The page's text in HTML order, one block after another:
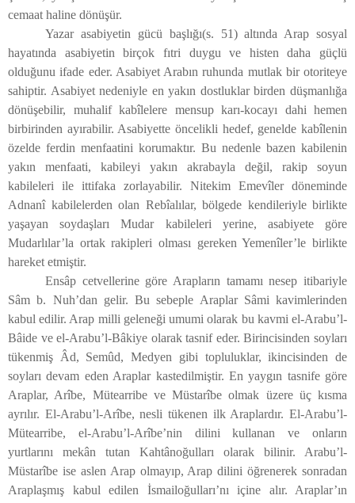
cemaat haline dönüşür.
Yazar asabiyetin gücü başlığı(s. 51) altında Arap sosyal
hayatında asabiyetin birçok fıtri duygu ve histen daha güçlü
olduğunu ifade eder. Asabiyet Arabın ruhunda mutlak bir otoriteye
sahiptir. Asabiyet nedeniyle en yakın dostluklar birden düşmanlığa
dönüşebilir, muhalif kabîlelere mensup karı-kocayı dahi hemen
birbirinden ayırabilir. Asabiyette öncelikli hedef, genelde kabîlenin
özelde ferdin menfaatini korumaktır. Bu nedenle bazen kabilenin
yakın menfaati, kabileyi yakın akrabayla değil, rakip soyun
kabileleri ile ittifaka zorlayabilir. Nitekim Emevîler döneminde
Adnanî kabilelerden olan Rebîalılar, bölgede kendileriyle birlikte
yaşayan soydaşları Mudar kabileleri yerine, asabiyete göre
Mudarlılar’la ortak rakipleri olması gereken Yemenîler’le birlikte
hareket etmiştir.
Ensâp cetvellerine göre Arapların tamamı nesep itibariyle
Sâm b. Nuh’dan gelir. Bu sebeple Araplar Sâmi kavimlerinden
kabul edilir. Arap milli geleneği umumi olarak bu kavmi el-Arabu’l-
Bâide ve el-Arabu’l-Bâkiye olarak tasnif eder. Birincisinden soyları
tükenmiş Âd, Semûd, Medyen gibi topluluklar, ikincisinden de
soyları devam eden Araplar kastedilmiştir. En yaygın tasnife göre
Araplar, Arîbe, Mütearribe ve Müstarîbe olmak üzere üç kısma
ayrılır. El-Arabu’l-Arîbe, nesli tükenen ilk Araplardır. El-Arabu’l-
Mütearribe, el-Arabu’l-Arîbe’nin dilini kullanan ve onların
yurtlarını mekân tutan Kahtânoğulları olarak bilinir. Arabu’l-
Müstarîbe ise aslen Arap olmayıp, Arap dilini öğrenerek sonradan
Araplaşmış kabul edilen İsmailoğulları’nı içine alır. Araplar’ın